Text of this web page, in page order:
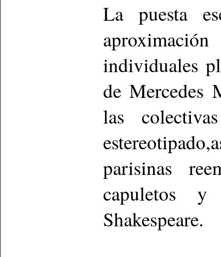
La puesta
individuales
de Mercedes
las
parisinas
capuletos
Shakespeare.